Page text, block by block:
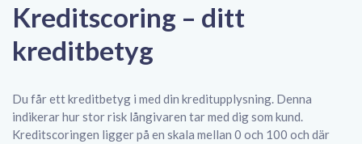
Kreditscoring – ditt
kreditbetyg
Du får ett kreditbetyg i med din kreditupplysning. Denna
indikerar hur stor risk långivaren tar med dig som kund.
Kreditscoringen ligger på en skala mellan 0 och 100 och där